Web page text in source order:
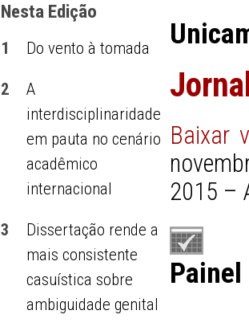
Nesta Edição
1 Do vento à tomada
2
A
interdisciplinaridade
em pauta no cenário
acadêmico
internacional
3
Dissertação rende a
mais consistente
casuística sobre
ambiguidade genital
Baixar
2015 –
Painel